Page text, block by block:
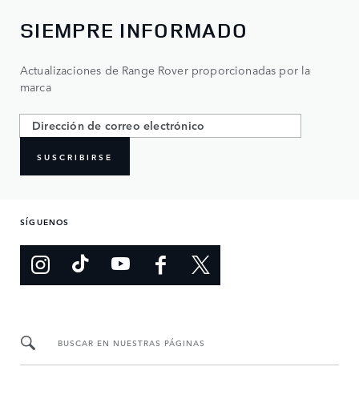
SIEMPRE INFORMADO
Actualizaciones de Range Rover proporcionadas por la
marca
SUSCRIBIRSE
SÍGUENOS
BUSCAR EN NUESTRAS PÁGINAS